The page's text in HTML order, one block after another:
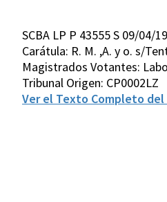
SCBA LP P 43555 S 09/04/
Carátula: R. M. ,A. y o. s/
Magistrados Votantes:
Tribunal Origen: CP0002LZ
Ver el Texto Completo del